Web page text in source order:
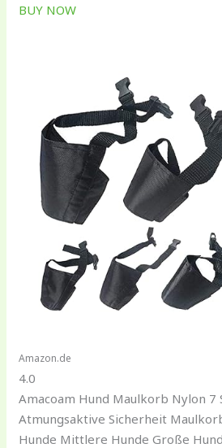
BUY NOW
Amazon.de
4.0
Amacoam Hund Maulkorb Nylon 7
Atmungsaktive Sicherheit
Hunde Mittlere Hunde Große